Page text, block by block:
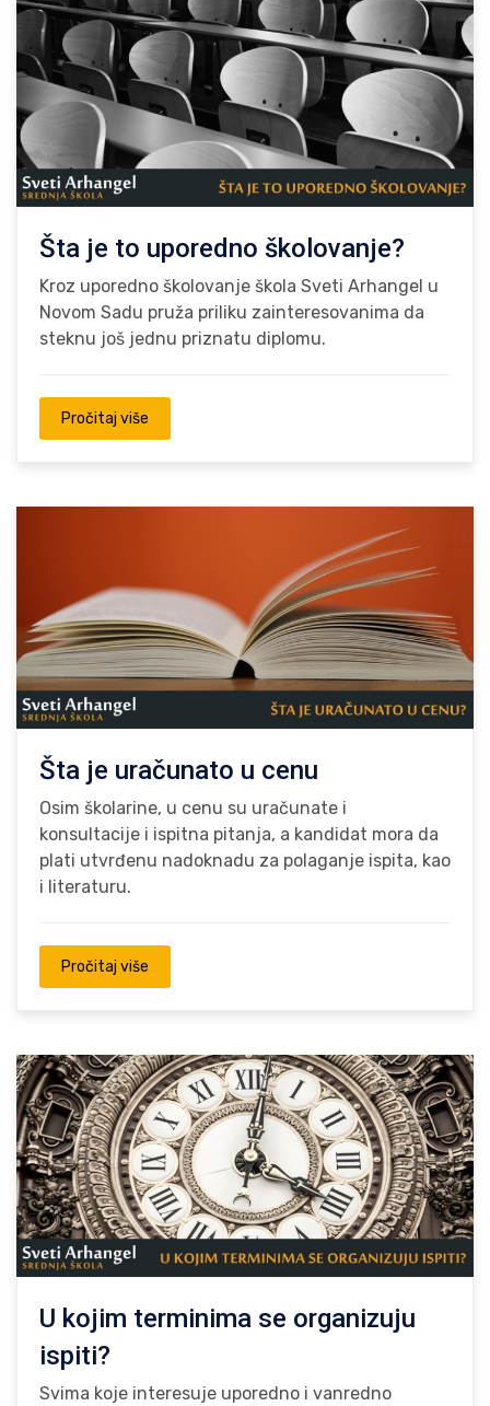
Šta je to uporedno školovanje?
Kroz uporedno školovanje škola Sveti Arhangel u
Novom Sadu pruža priliku zainteresovanima da
steknu još jednu priznatu diplomu.
Pročitaj više
Šta je uračunato u cenu
Osim školarine, u cenu su uračunate i
konsultacije i ispitna pitanja, a kandidat mora da
plati utvrđenu nadoknadu za polaganje ispita, kao
i literaturu.
Pročitaj više
U kojim terminima se organizuju
ispiti?
Svima koje interesuje uporedno i vanredno